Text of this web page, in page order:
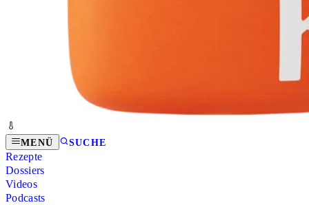
MENÜ SUCHE
Rezepte
Dossiers
Videos
Podcasts